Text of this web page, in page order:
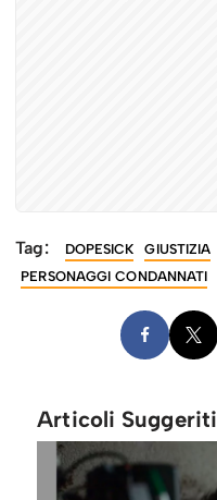
Tag: DOPESICK GIUSTIZIA
PERSONAGGI CONDANNATI
Articoli Suggeriti